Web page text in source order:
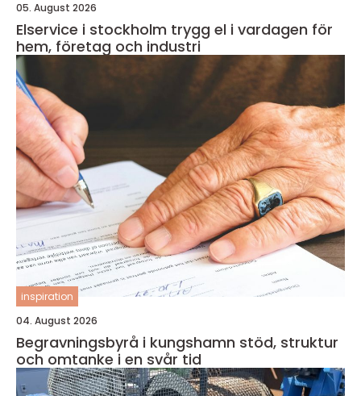
05. August 2026
Elservice i stockholm trygg el i vardagen för
hem, företag och industri
inspiration
04. August 2026
Begravningsbyrå i kungshamn stöd, struktur
och omtanke i en svår tid